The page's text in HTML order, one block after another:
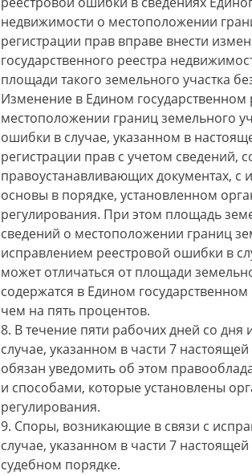
недвижимости о местоположении
регистрации прав вправе внести
государственного реестра
площади такого земельного участка
Изменение в Едином
местоположении границ земельного
ошибки в случае, указанном в
регистрации прав с учетом сведений,
правоустанавливающих документах, с
основы в порядке, установленном
регулирования. При этом площадь
сведений о местоположении границ
исправлением реестровой ошибки в
может отличаться от площади
содержатся в Едином
чем на пять процентов.
8. В течение пяти рабочих дней со
случае, указанном в части 7
обязан уведомить об этом
и способами, которые установлены
регулирования.
9. Споры, возникающие в связи с
случае, указанном в части 7
судебном порядке.